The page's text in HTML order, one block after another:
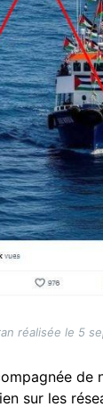
réalisée le 5
de
sur les